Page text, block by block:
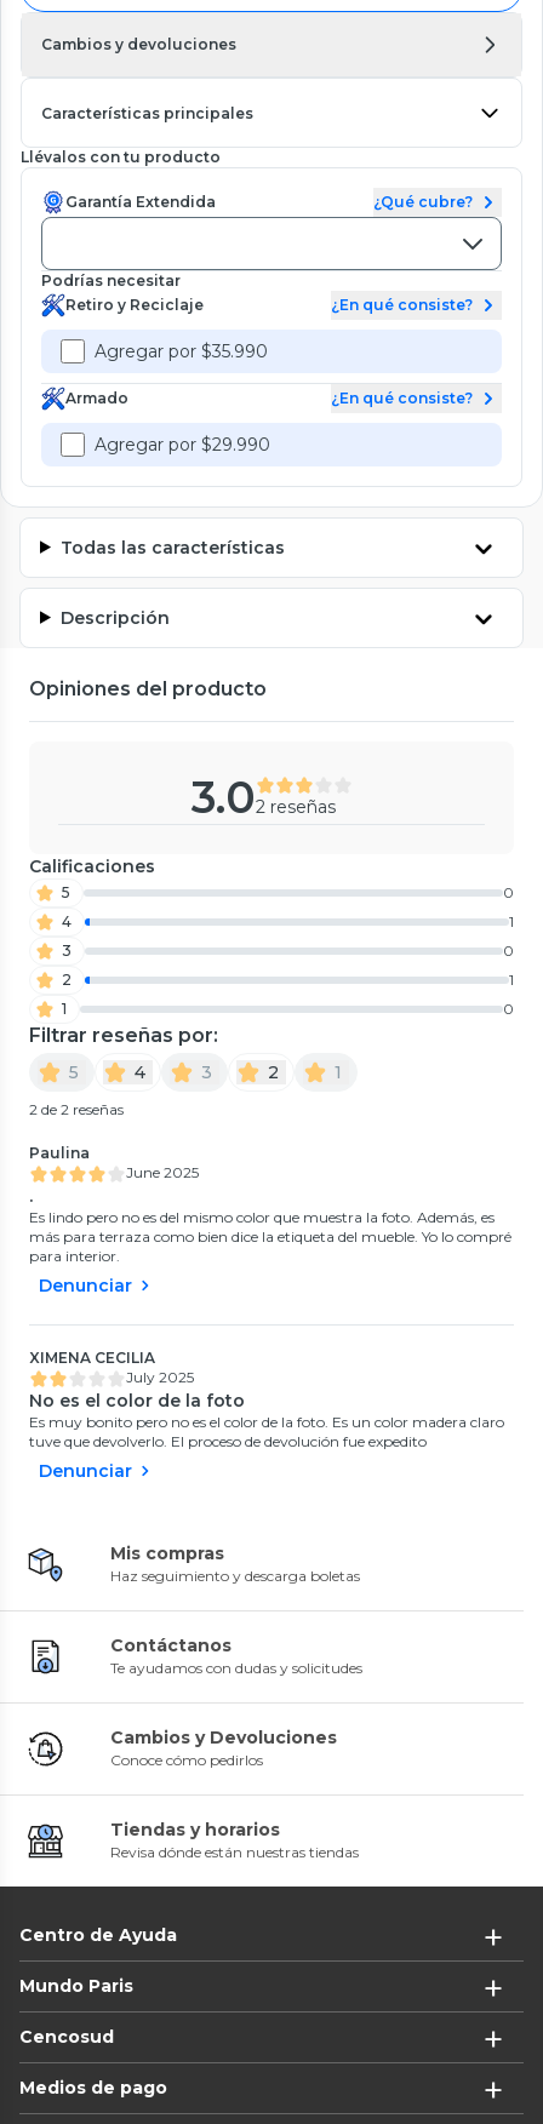
Cambios y devoluciones
Características principales
Llévalos con tu producto
Garantía Extendida ¿Qué cubre?
Podrías necesitar
Retiro y Reciclaje
¿En qué consiste?
Agregar por $35.990
Armado ¿En qué consiste?
Agregar por $29.990
Todas las características
Descripción
Opiniones del producto
3.02 reseñas
Calificaciones
5
0
4
1
3
0
2
1
1
0
Filtrar reseñas por:
5 4 3 2 1
2 de 2 reseñas
Paulina
June 2025
.
Es lindo pero no es del mismo color que muestra la foto. Además, es
más para terraza como bien dice la etiqueta del mueble. Yo lo compré
para interior.
Denunciar
XIMENA CECILIA
July 2025
No es el color de la foto
Es muy bonito pero no es el color de la foto. Es un color madera claro
tuve que devolverlo. El proceso de devolución fue expedito
Denunciar
Mis compras
Haz seguimiento y descarga boletas
Contáctanos
Te ayudamos con dudas y solicitudes
Cambios y Devoluciones
Conoce cómo pedirlos
Tiendas y horarios
Revisa dónde están nuestras tiendas
Centro de Ayuda
Mundo Paris
Cencosud
Medios de pago